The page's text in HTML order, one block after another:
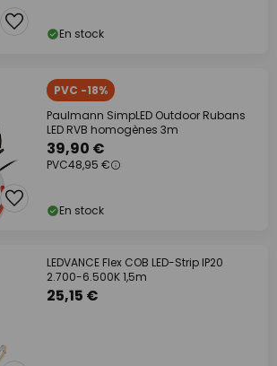
En stock
PVC -18%
Paulmann SimpLED Outdoor Rubans
LED RVB homogènes 3m
39,90 €
PVC48,95 €
En stock
LEDVANCE Flex COB LED-Strip IP20
2.700-6.500K 1,5m
25,15 €